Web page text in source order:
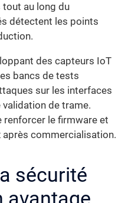
tout au long du
détectent les points
des capteurs IoT
bancs de tests
sur les interfaces
de trame.
renforcer le firmware et
après commercialisation.
sécurité
avantage